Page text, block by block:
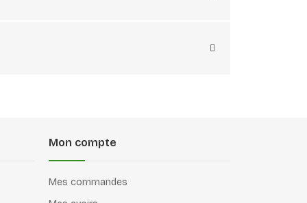
Mon compte
Mes commandes